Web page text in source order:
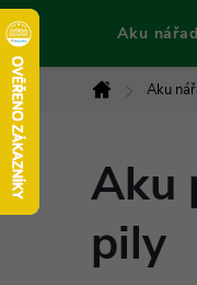
Aku
Domů
Aku
Aku
pily